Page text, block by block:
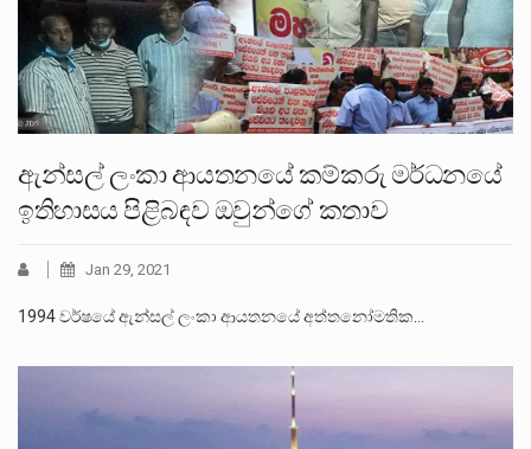
ඇන්සල් ලංකා ආයතනයේ කම්කරු මර්ධනයේ
ඉතිහාසය පිළිබඳව ඔවුන්ගේ කතාව
Jan 29, 2021
1994 වර්ෂයේ ඇන්සල් ලංකා ආයතනයේ අත්තනෝමතික…